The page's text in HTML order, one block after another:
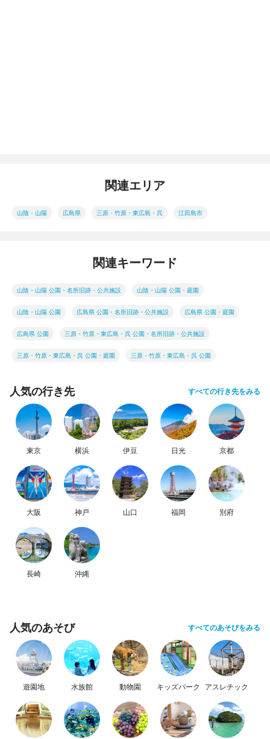
関連エリア
山陰・山陽 広島県 三原・竹原・東広島・呉 江田島市
関連キーワード
山陰・山陽 公園・名所旧跡・公共施設 山陰・山陽 公園・庭園
山陰・山陽 公園 広島県 公園・名所旧跡・公共施設 広島県 公園・庭園
広島県 公園 三原・竹原・東広島・呉 公園・名所旧跡・公共施設
三原・竹原・東広島・呉 公園・庭園 三原・竹原・東広島・呉 公園
人気の行き先 すべての行き先をみる
東京 横浜 伊豆 日光 京都
大阪 神戸 山口 福岡 別府
長崎 沖縄
人気のあそび すべてのあそびをみる
遊園地 水族館 動物園 キッズパーク アスレチック